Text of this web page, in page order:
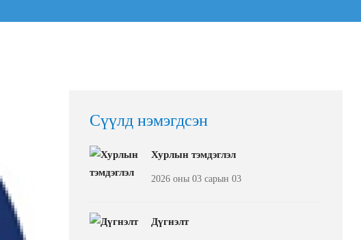
Сүүлд нэмэгдсэн
Хурлын тэмдэглэл
2026 оны 03 сарын 03
Дүгнэлт